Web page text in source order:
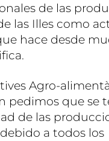
de las
las Illes como
hace desde
Agro-
pedimos que se
de las
a todos los